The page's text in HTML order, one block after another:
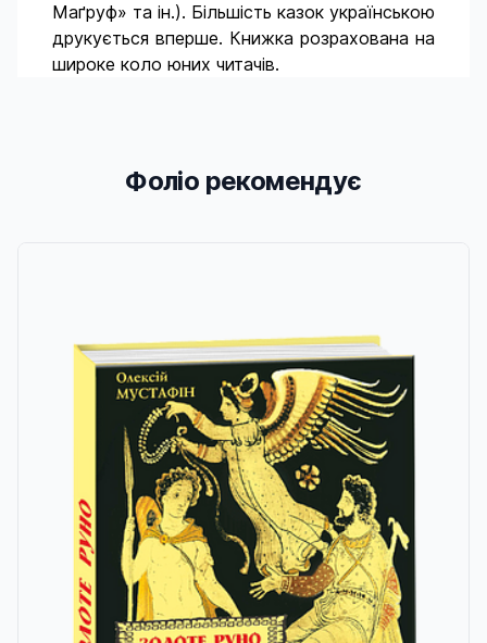
Маґруф» та ін.). Більшість казок українською
друкується вперше. Книжка розрахована на
широке коло юних читачів.
Фоліо рекомендує